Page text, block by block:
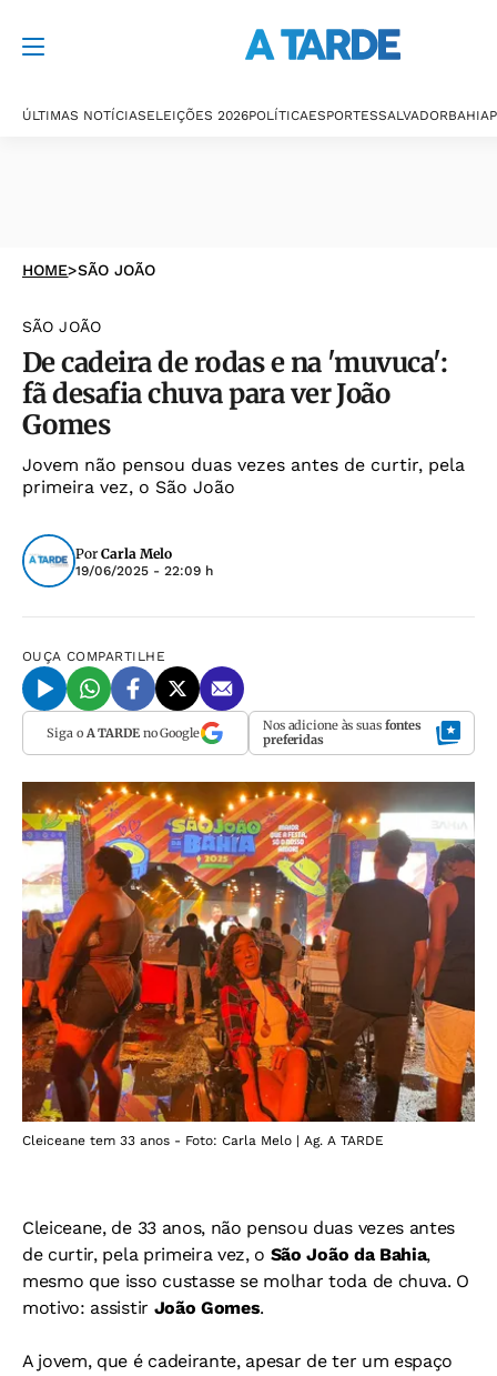
ÚLTIMAS NOTÍCIASELEIÇÕES 2026POLÍTICAESPORTESSALVADORBAHIA
HOME>SÃO JOÃO
SÃO JOÃO
De cadeira de rodas e na 'muvuca':
fã desafia chuva para ver João
Gomes
Jovem não pensou duas vezes antes de curtir, pela
primeira vez, o São João
Por Carla Melo
19/06/2025 - 22:09 h
OUÇA COMPARTILHE
Siga o A TARDEno Google Nos adicione às suas fontes
preferidas
Cleiceane tem 33 anos - Foto: Carla Melo | Ag. A TARDE
Cleiceane, de 33 anos, não pensou duas vezes antes
de curtir, pela primeira vez, o São João da Bahia,
mesmo que isso custasse se molhar toda de chuva. O
motivo: assistir João Gomes.
A jovem, que é cadeirante, apesar de ter um espaço